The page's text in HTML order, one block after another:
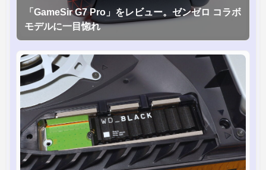
「GameSir G7 Pro」をレビュー。ゼンゼロ コラボ
モデルに一目惚れ